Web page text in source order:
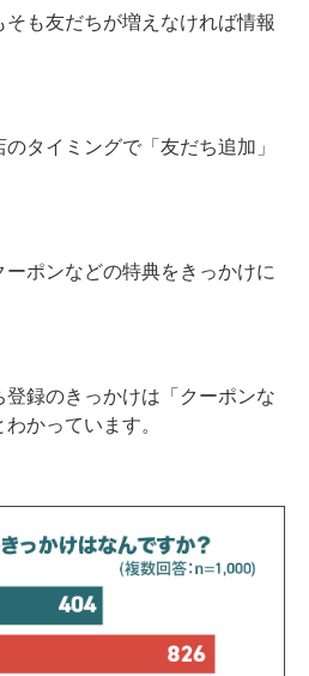
も友だちが増えなければ情報
タイミングで「友だち追加」
ポンなどの特典をきっかけに
登録のきっかけは「クーポンな
かっています。